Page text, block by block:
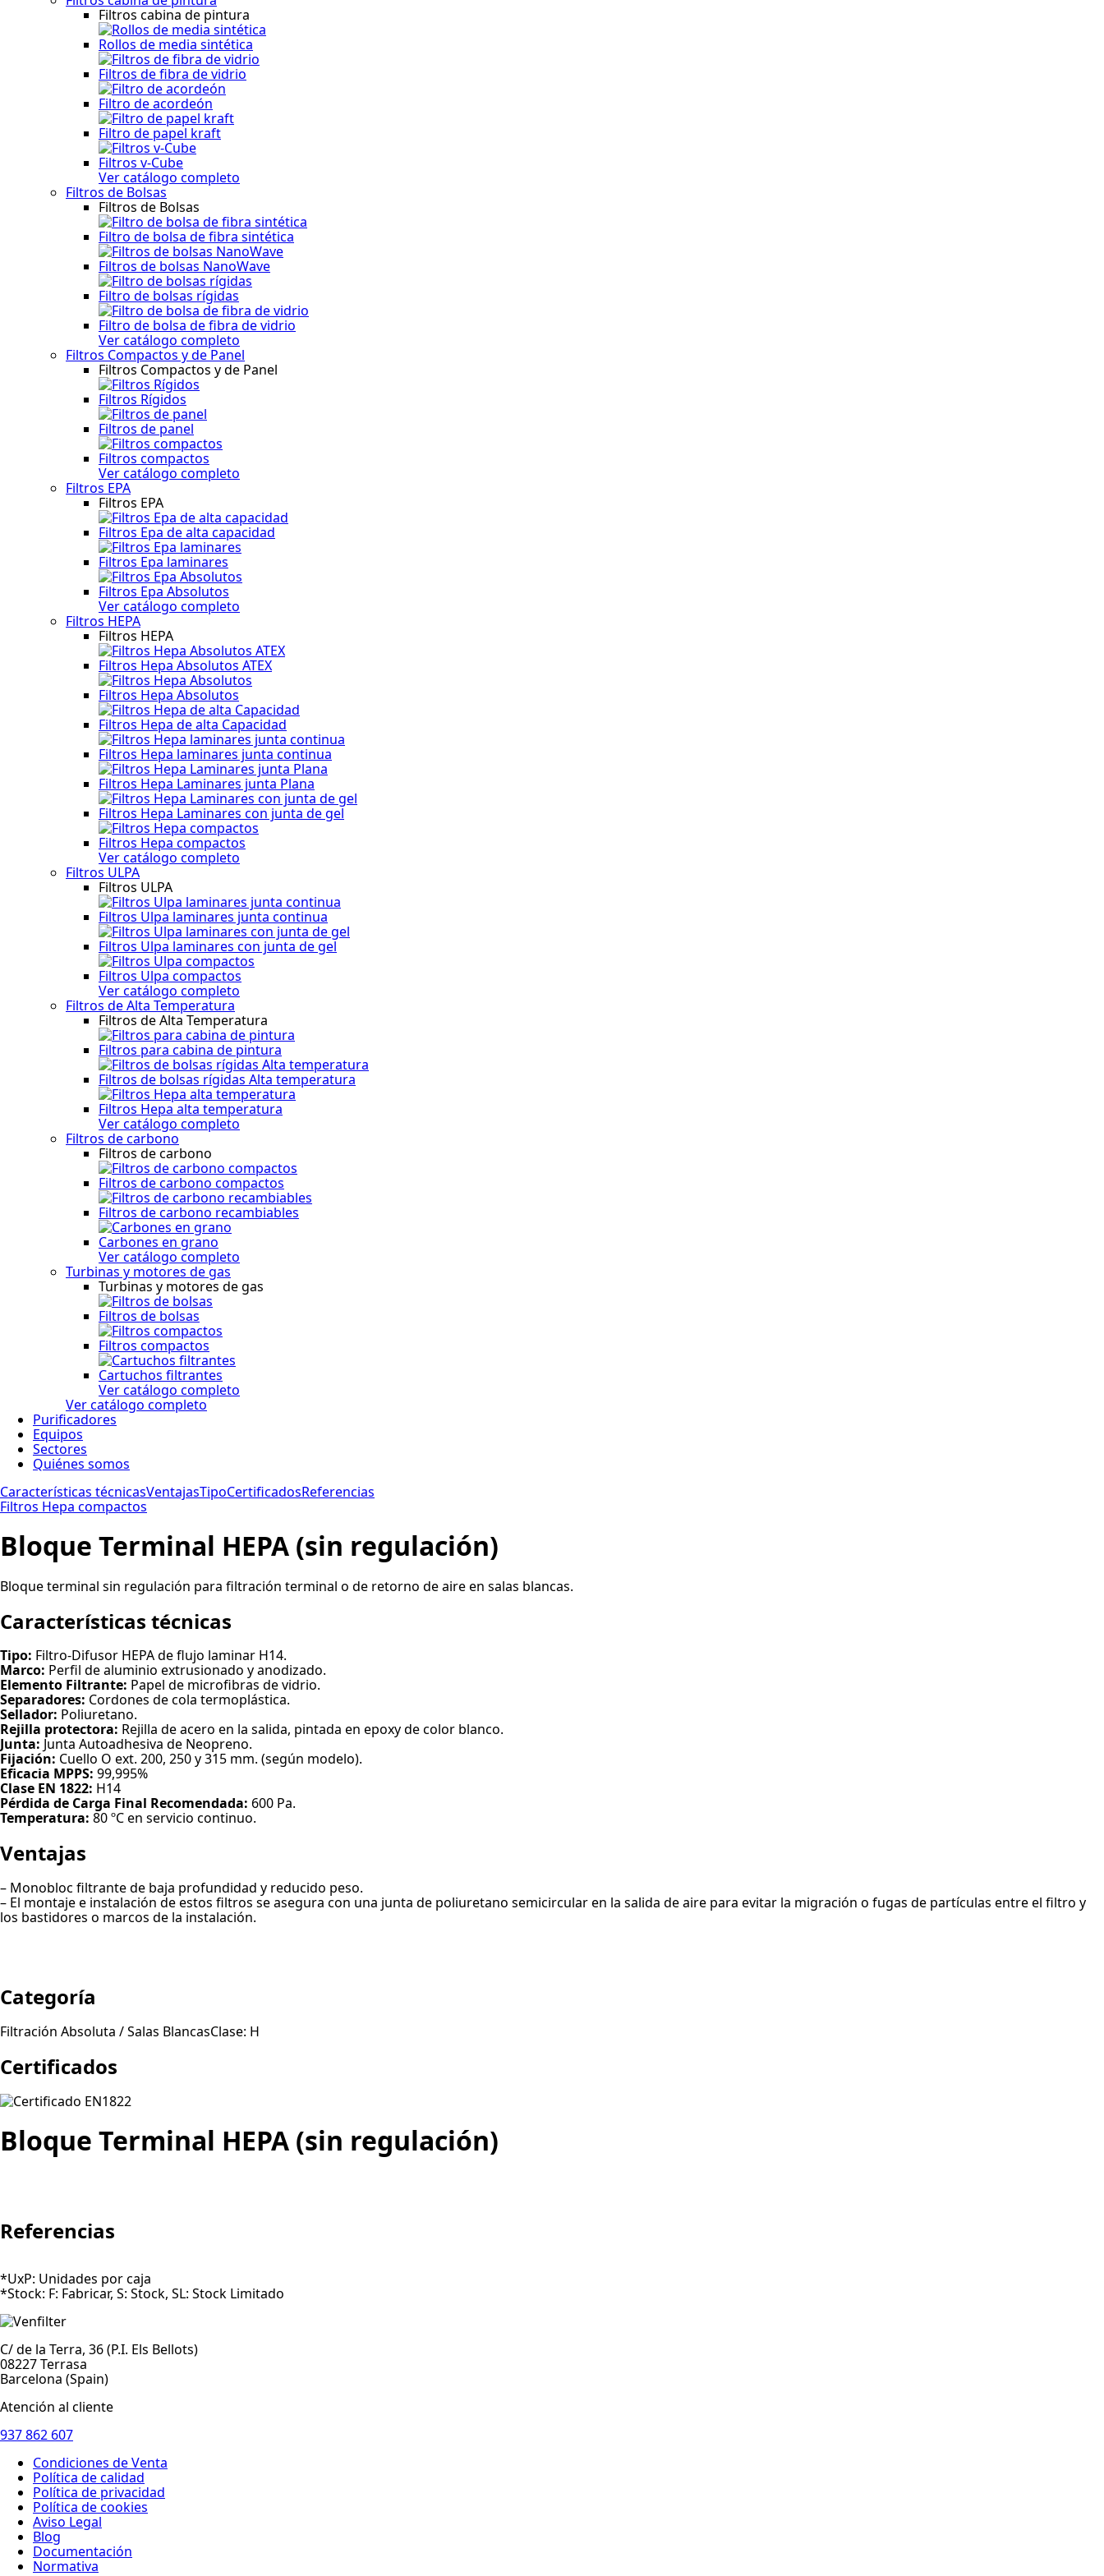
Filtros cabina de pintura
Rollos de media sintética
Filtros de fibra de vidrio
Filtro de acordeón
Filtro de papel kraft
Filtros v-Cube
Ver catálogo completo
Filtros de Bolsas
Filtros de Bolsas
Filtro de bolsa de fibra sintética
Filtros de bolsas NanoWave
Filtro de bolsas rígidas
Filtro de bolsa de fibra de vidrio
Ver catálogo completo
Filtros Compactos y de Panel
Filtros Compactos y de Panel
Filtros Rígidos
Filtros de panel
Filtros compactos
Ver catálogo completo
Filtros EPA
Filtros EPA
Filtros Epa de alta capacidad
Filtros Epa laminares
Filtros Epa Absolutos
Ver catálogo completo
Filtros HEPA
Filtros HEPA
Filtros Hepa Absolutos ATEX
Filtros Hepa Absolutos
Filtros Hepa de alta Capacidad
Filtros Hepa laminares junta continua
Filtros Hepa Laminares junta Plana
Filtros Hepa Laminares con junta de gel
Filtros Hepa compactos
Ver catálogo completo
Filtros ULPA
Filtros ULPA
Filtros Ulpa laminares junta continua
Filtros Ulpa laminares con junta de gel
Filtros Ulpa compactos
Ver catálogo completo
Filtros de Alta Temperatura
Filtros de Alta Temperatura
Filtros para cabina de pintura
Filtros de bolsas rígidas Alta temperatura
Filtros Hepa alta temperatura
Ver catálogo completo
Filtros de carbono
Filtros de carbono
Filtros de carbono compactos
Filtros de carbono recambiables
Carbones en grano
Ver catálogo completo
Turbinas y motores de gas
Turbinas y motores de gas
Filtros de bolsas
Filtros compactos
Cartuchos filtrantes
Ver catálogo completo
Ver catálogo completo
Purificadores
Equipos
Sectores
Quiénes somos
Características técnicasVentajasTipoCertificadosReferencias
Filtros Hepa compactos
Bloque Terminal HEPA (sin regulación)
Bloque terminal sin regulación para filtración terminal o de retorno de aire en salas blancas.
Características técnicas
Tipo: Filtro-Difusor HEPA de flujo laminar H14.
Marco: Perfil de aluminio extrusionado y anodizado.
Elemento Filtrante: Papel de microfibras de vidrio.
Separadores: Cordones de cola termoplástica.
Sellador: Poliuretano.
Rejilla protectora: Rejilla de acero en la salida, pintada en epoxy de color blanco.
Junta: Junta Autoadhesiva de Neopreno.
Fijación: Cuello O ext. 200, 250 y 315 mm. (según modelo).
Eficacia MPPS: 99,995%
Clase EN 1822: H14
Pérdida de Carga Final Recomendada: 600 Pa.
Temperatura: 80 ºC en servicio continuo.
Ventajas
– Monobloc filtrante de baja profundidad y reducido peso.
– El montaje e instalación de estos filtros se asegura con una junta de poliuretano semicircular en la salida de aire para evitar la migración o fugas de partículas entre el filtro y
los bastidores o marcos de la instalación.
Categoría
Filtración Absoluta / Salas BlancasClase: H
Certificados
Bloque Terminal HEPA (sin regulación)
Referencias
*UxP: Unidades por caja
*Stock: F: Fabricar, S: Stock, SL: Stock Limitado
C/ de la Terra, 36 (P.I. Els Bellots)
08227 Terrasa
Barcelona (Spain)
Atención al cliente
937 862 607
Condiciones de Venta
Política de calidad
Política de privacidad
Política de cookies
Aviso Legal
Blog
Documentación
Normativa